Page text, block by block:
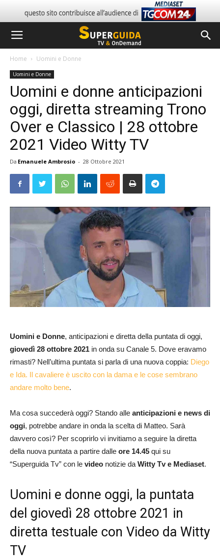
Home Uomini e Donne
Uomini e Donne
Uomini e donne anticipazioni
oggi, diretta streaming Trono
Over e Classico | 28 ottobre
2021 Video Witty TV
Da Emanuele Ambrosio - 28 Ottobre 2021
Uomini e Donne, anticipazioni e diretta della puntata di oggi,
giovedì 28 ottobre 2021 in onda su Canale 5. Dove eravamo
rimasti? Nell’ultima puntata si parla di una nuova coppia: Diego
e Ida. Il cavaliere è uscito con la dama e le cose sembrano
andare molto bene.
Ma cosa succederà oggi? Stando alle anticipazioni e news di
oggi, potrebbe andare in onda la scelta di Matteo. Sarà
davvero così? Per scoprirlo vi invitiamo a seguire la diretta
della nuova puntata a partire dalle ore 14.45 qui su
“Superguida Tv” con le video notizie da Witty Tv e Mediaset.
Uomini e donne oggi, la puntata
del giovedì 28 ottobre 2021 in
diretta testuale con Video da Witty
TV